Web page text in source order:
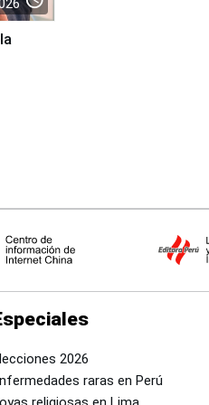
2026
raras en Perú